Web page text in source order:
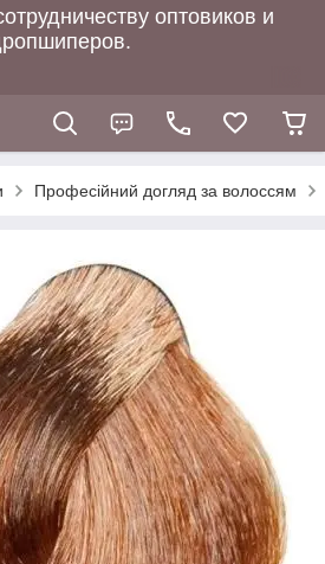
оптовиков и
Професійний догляд за волоссям